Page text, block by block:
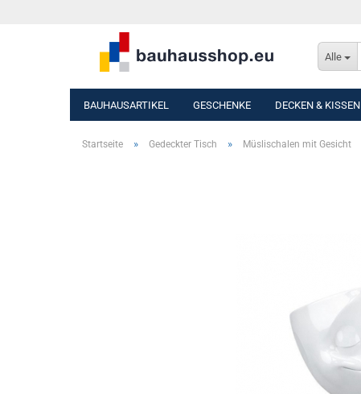
Alle
BAUHAUSARTIKEL GESCHENKE DECKEN & KISSEN
Startseite » Gedeckter Tisch » Müslischalen mit Gesicht